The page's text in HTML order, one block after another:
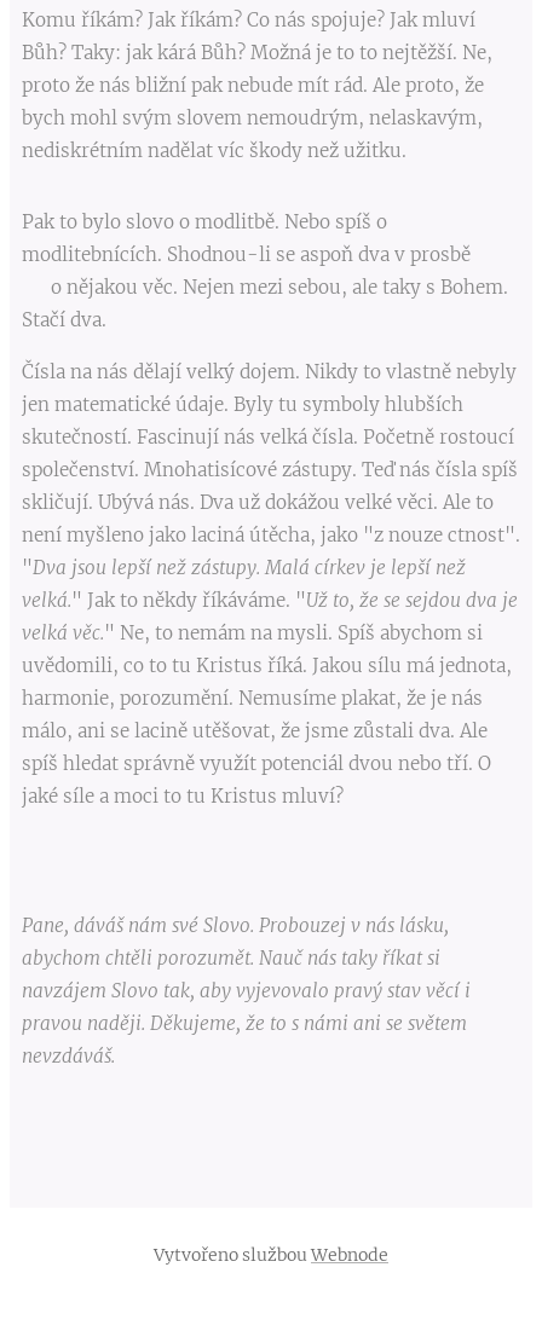
Komu říkám? Jak říkám? Co nás spojuje? Jak mluví
Bůh? Taky: jak kárá Bůh? Možná je to to nejtěžší. Ne,
proto že nás bližní pak nebude mít rád. Ale proto, že
bych mohl svým slovem nemoudrým, nelaskavým,
nediskrétním nadělat víc škody než užitku.
Pak to bylo slovo o modlitbě. Nebo spíš o
modlitebnících. Shodnou-li se aspoň dva v prosbě
o nějakou věc. Nejen mezi sebou, ale taky s Bohem.
Stačí dva.
Čísla na nás dělají velký dojem. Nikdy to vlastně nebyly
jen matematické údaje. Byly tu symboly hlubších
skutečností. Fascinují nás velká čísla. Početně rostoucí
společenství. Mnohatisícové zástupy. Teď nás čísla spíš
skličují. Ubývá nás. Dva už dokážou velké věci. Ale to
není myšleno jako laciná útěcha, jako "z nouze ctnost".
"Dva jsou lepší než zástupy. Malá církev je lepší než
velká." Jak to někdy říkáváme. "Už to, že se sejdou dva je
velká věc." Ne, to nemám na mysli. Spíš abychom si
uvědomili, co to tu Kristus říká. Jakou sílu má jednota,
harmonie, porozumění. Nemusíme plakat, že je nás
málo, ani se lacině utěšovat, že jsme zůstali dva. Ale
spíš hledat správně využít potenciál dvou nebo tří. O
jaké síle a moci to tu Kristus mluví?
Pane, dáváš nám své Slovo. Probouzej v nás lásku,
abychom chtěli porozumět. Nauč nás taky říkat si
navzájem Slovo tak, aby vyjevovalo pravý stav věcí i
pravou naději. Děkujeme, že to s námi ani se světem
nevzdáváš.
Vytvořeno službouWebnode